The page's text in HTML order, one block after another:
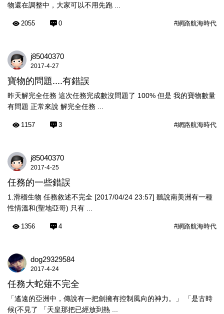
物還在調整中，大家可以不用先跑 ...
#網路航海時代
2055 0
j85040370
2017-4-27
寶物的問題....有錯誤
昨天解完全任務 這次任務完成數沒問題了 100% 但是 我的寶物數量
有問題 正常來說 解完全任務 ...
#網路航海時代
1157 3
j85040370
2017-4-25
任務的一些錯誤
1.滑稽生物 任務敘述不完全 [2017/04/24 23:57] 聽說南美洲有一種
性情溫和(聖地亞哥) 只有 ...
#網路航海時代
1356 4
dog29329584
2017-4-24
任務大蛇薙不完全
「遙遠的亞洲中，傳說有一把劍擁有控制風向的神力。」 「是古時
候(不見了 「天皇那把已經放到熱 ...